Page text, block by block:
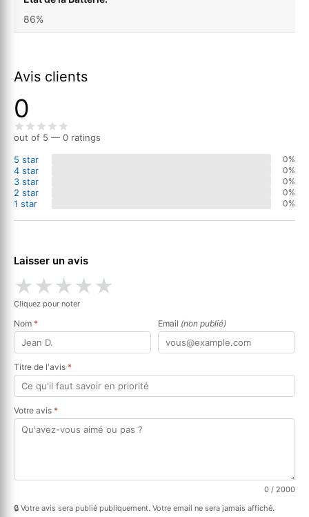
86%
Avis clients
0
out of 5 — 0 ratings
5 star
0%
4 star 0%
3 star 0%
2 star 0%
1 star 0%
Laisser un avis
★★★★★
Cliquez pour noter
Nom * Email (non publié)
Titre de l'avis *
Votre avis *
0 / 2000
🔒 Votre avis sera publié publiquement. Votre email ne sera jamais affiché.